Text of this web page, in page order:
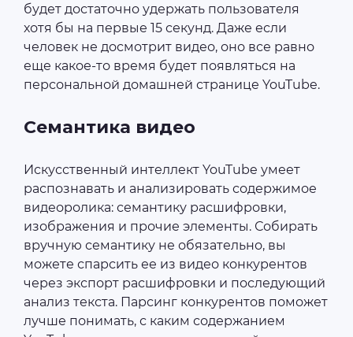
будет достаточно удержать пользователя
хотя бы на первые 15 секунд. Даже если
человек не досмотрит видео, оно все равно
еще какое-то время будет появляться на
персональной домашней странице YouTube.
Семантика видео
Искусственный интеллект YouTube умеет
распознавать и анализировать содержимое
видеоролика: семантику расшифровки,
изображения и прочие элементы. Собирать
вручную семантику не обязательно, вы
можете спарсить ее из видео конкурентов
через экспорт расшифровки и последующий
анализ текста. Парсинг конкурентов поможет
лучше понимать, с каким содержанием